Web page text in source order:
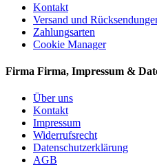
Kontakt
Versand und
Zahlungsarten
Cookie Manager
Firma Firma, Impressum &
Über uns
Kontakt
Impressum
Widerrufsrecht
Datenschutzerklärung
AGB